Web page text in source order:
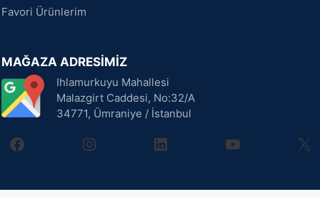
Favori Ürünlerim
MAĞAZA ADRESİMİZ
Ihlamurkuyu Mahallesi
Malazgirt Caddesi, No:32/A
34771, Ümraniye / İstanbul
facebookinstagramlinkedin youtube X